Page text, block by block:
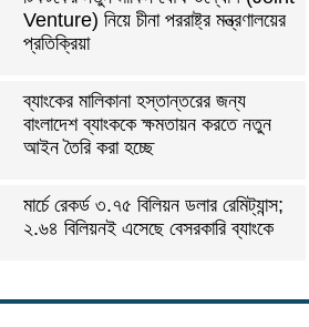
Venture) নিয়ে চীনা পররাষ্ট্র মন্ত্রণালয়ের
প্রতিক্রিয়া
ব্যাংকের মালিকানা হস্তান্তরের জন্য
বাংলাদেশ ব্যাংককে ক্ষমতায়ন করতে নতুন
আইন তৈরি করা হচ্ছে
মার্চে রেকর্ড ৩.৭৫ বিলিয়ন ডলার রেমিট্যান্স;
২.৬৪ বিলিয়নই এসেছে বেসরকারি ব্যাংকে